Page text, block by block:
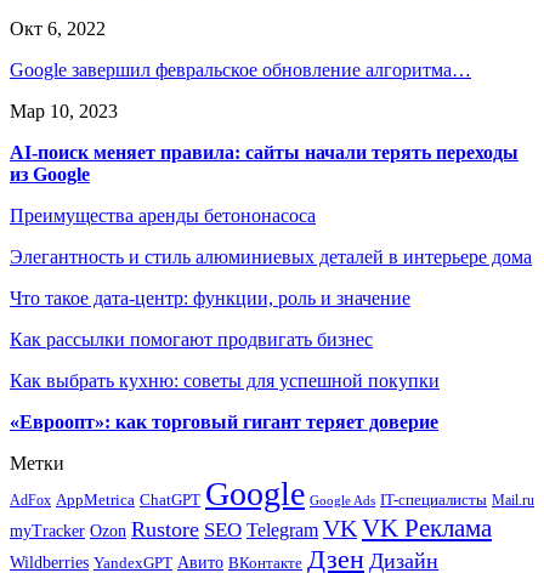
Окт 6, 2022
Google завершил февральское обновление алгоритма…
Мар 10, 2023
AI-поиск меняет правила: сайты начали терять переходы
из Google
Преимущества аренды бетононасоса
Элегантность и стиль алюминиевых деталей в интерьере дома
Что такое дата-центр: функции, роль и значение
Как рассылки помогают продвигать бизнес
Как выбрать кухню: советы для успешной покупки
«Евроопт»: как торговый гигант теряет доверие
Метки
AdFox AppMetrica ChatGPT Google Google Ads IT-специалисты Mail.ru
myTracker Ozon Rustore SEO Telegram VKVK Реклама
Wildberries YandexGPT Авито ВКонтакте Дзен Дизайн